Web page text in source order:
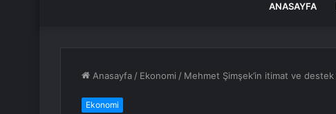
ANASAYFA
Anasayfa / Ekonomi / Mehmet Şimşek’in itimat ve destek
Ekonomi